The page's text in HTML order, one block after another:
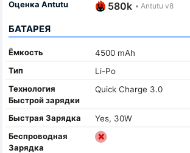
Оценка Antutu 580k • Antutu v8
БАТАРЕЯ
Ёмкость
4500 mAh
Тип
Li-Po
Технология
Быстрой зарядки
Quick Charge 3.0
Быстрая Зарядка
Yes, 30W
Беспроводная
Зарядка